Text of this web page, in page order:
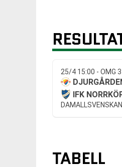
25/4 15:00 - OMG 3
IFK
DAMALLSVENSKAN
TABELL